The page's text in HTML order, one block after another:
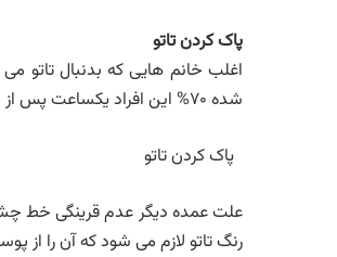
پاک کردن تاتو
اغلب خانم هایی که بدنبال
شده ۷۰% این افراد یکساعت پس از خالکوبی از این عمل پشیمان می شوند.
پاک کردن تاتو
علت عمده دیگر عدم قرینگی خط
رنگ تاتو لازم می شود که آن را از